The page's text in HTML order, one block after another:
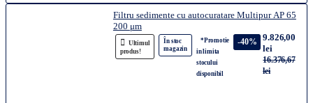
Filtru sedimente cu autocuratare Multipur AP 65
200 μm
Ultimul
produs!
În stoc
magazin
*Promotie
in limita
stocului
disponibil
-40%
9.826,00
lei
16.376,67
lei